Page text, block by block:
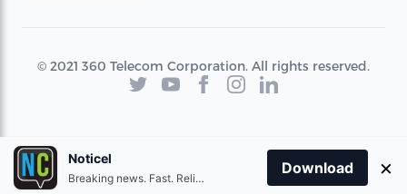
© 2021 360 Telecom Corporation. All rights reserved.
Noticel
Breaking news. Fast. Reliable.
Download ×